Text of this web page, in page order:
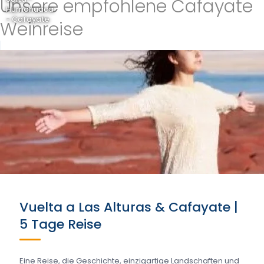
Unsere empfohlene Cafayate
Weinreise
Humahuaca
- Cafayate
Vuelta a Las Alturas & Cafayate |
5 Tage Reise
Eine Reise, die Geschichte, einzigartige Landschaften und